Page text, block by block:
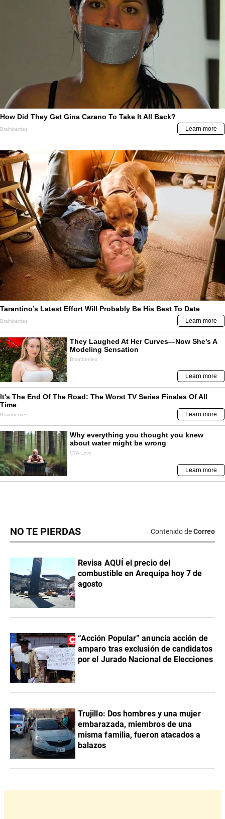
NO TE PIERDAS Contenido deCorreo
Revisa AQUÍ el precio del
combustible en Arequipa hoy 7 de
agosto
“Acción Popular” anuncia acción de
amparo tras exclusión de candidatos
por el Jurado Nacional de Elecciones
Trujillo: Dos hombres y una mujer
embarazada, miembros de una
misma familia, fueron atacados a
balazos